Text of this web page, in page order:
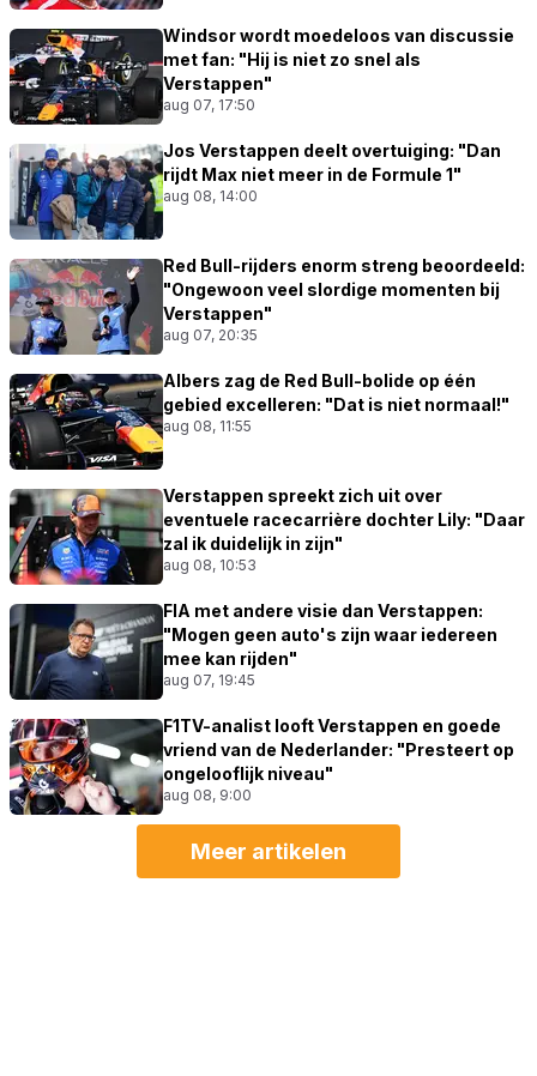
Windsor wordt moedeloos van discussie
met fan: "Hij is niet zo snel als
Verstappen"
aug 07, 17:50
Jos Verstappen deelt overtuiging: "Dan
rijdt Max niet meer in de Formule 1"
aug 08, 14:00
Red Bull-rijders enorm streng beoordeeld:
"Ongewoon veel slordige momenten bij
Verstappen"
aug 07, 20:35
Albers zag de Red Bull-bolide op één
gebied excelleren: "Dat is niet normaal!"
aug 08, 11:55
Verstappen spreekt zich uit over
eventuele racecarrière dochter Lily: "Daar
zal ik duidelijk in zijn"
aug 08, 10:53
FIA met andere visie dan Verstappen:
"Mogen geen auto's zijn waar iedereen
mee kan rijden"
aug 07, 19:45
F1TV-analist looft Verstappen en goede
vriend van de Nederlander: "Presteert op
ongelooflijk niveau"
aug 08, 9:00
Meer artikelen